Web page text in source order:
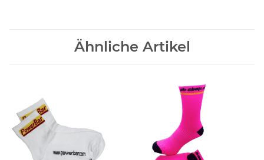
Ähnliche Artikel